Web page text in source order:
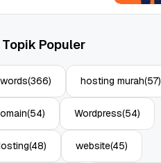
Aplikasi: Atasi Limitasi
11 Jun, 2026 4
Topik Populer
(366) hosting murah(57)
(54) Wordpress(54)
(48) website(45)